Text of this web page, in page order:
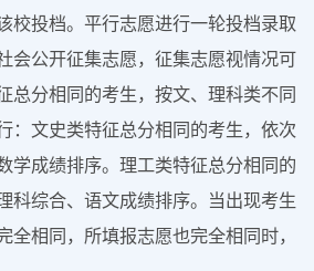
校投档。平行志愿进行一轮投档录取
会公开征集志愿，征集志愿视情况可
总分相同的考生，按文、理科类不同
：文史类特征总分相同的考生，依次
学成绩排序。理工类特征总分相同的
科综合、语文成绩排序。当出现考生
全相同，所填报志愿也完全相同时，